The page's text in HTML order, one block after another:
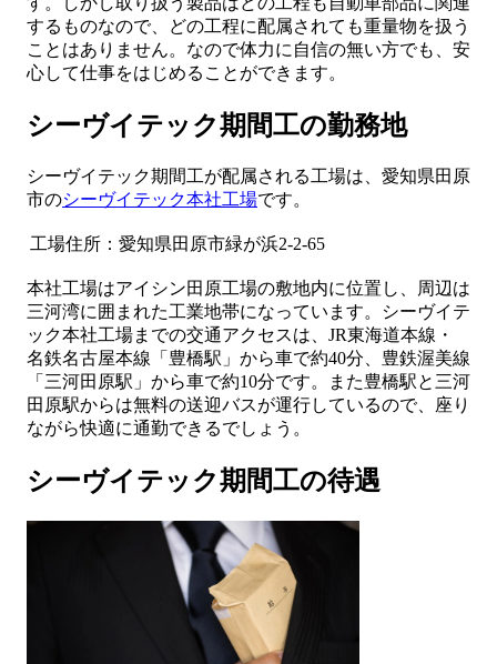
するものなので、どの工程に配属されても重量物を扱う
ことはありません。なので体力に自信の無い方でも、安
心して仕事をはじめることができます。
シーヴイテック期間工の勤務地
シーヴイテック期間工が配属される工場は、愛知県田原
市のシーヴイテック本社工場です。
工場住所：愛知県田原市緑が浜2-2-65
本社工場はアイシン田原工場の敷地内に位置し、周辺は
三河湾に囲まれた工業地帯になっています。シーヴイテ
ック本社工場までの交通アクセスは、JR東海道本線・
名鉄名古屋本線「豊橋駅」から車で約40分、豊鉄渥美線
「三河田原駅」から車で約10分です。また豊橋駅と三河
田原駅からは無料の送迎バスが運行しているので、座り
ながら快適に通勤できるでしょう。
シーヴイテック期間工の待遇